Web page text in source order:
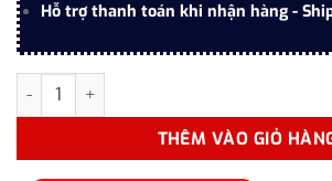
Hỗ trợ thanh toán khi nhận hàng - Ship
Set bút bi ký tên Montagut chính hãng
THÊM VÀO GIỎ